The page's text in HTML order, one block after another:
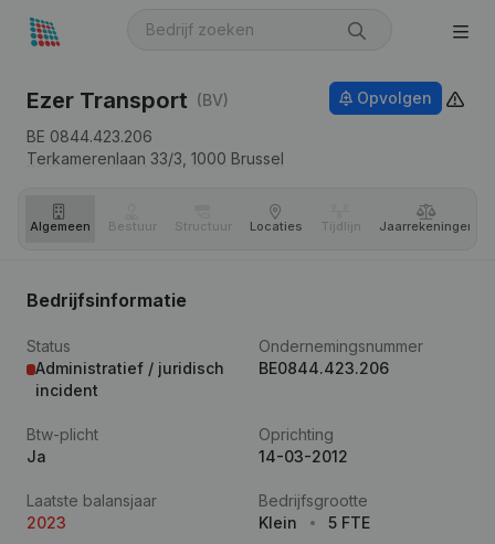
Ezer Transport (BV)
BE 0844.423.206
Terkamerenlaan 33/3, 1000 Brussel
Opvolgen
Algemeen Bestuur Structuur Locaties Tijdlijn Jaar­rekeningen
Bedrijfsinformatie
Status
Administratief / juridisch
incident
Ondernemingsnummer
BE0844.423.206
Btw-plicht
Ja
Oprichting
14-03-2012
Laatste balansjaar
2023
Bedrijfsgrootte
Klein
5 FTE